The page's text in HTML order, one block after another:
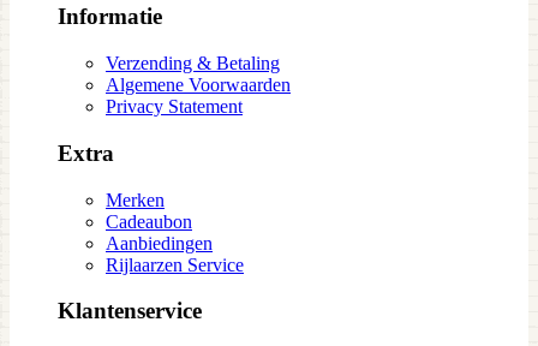
Informatie
Verzending & Betaling
Algemene Voorwaarden
Privacy Statement
Extra
Merken
Cadeaubon
Aanbiedingen
Rijlaarzen Service
Klantenservice